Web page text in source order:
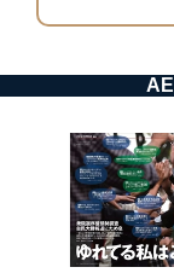
システ
により
メール
送信す
設定し
個人情報保護